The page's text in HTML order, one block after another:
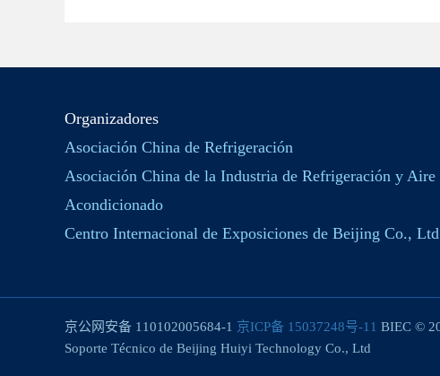
Organizadores
Asociación China de Refrigeración
Asociación China de la Industria de Refrigeración y Aire
Acondicionado
Centro Internacional de Exposiciones de Beijing Co.,
京公网安备 110102005684-1 京ICP备 15037248号-11 BIEC ©
Soporte Técnico de Beijing Huiyi Technology Co., Ltd